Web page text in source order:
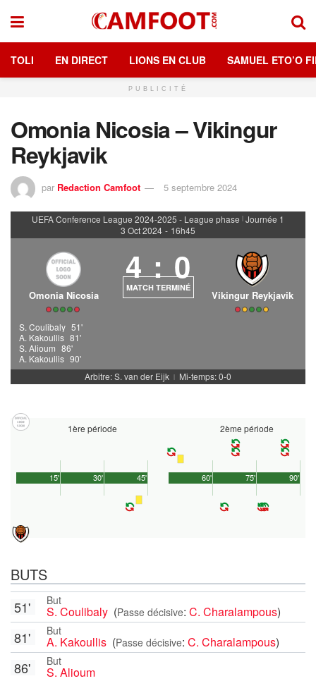
TOLI EN DIRECT LIONS EN CLUB SAMUEL ETO’O
PUBLICITÉ
Omonia Nicosia – Vikingur
Reykjavik
par Redaction Camfoot 5 septembre 2024
UEFA Conference League 2024-2025 - League phase | Journée 1
3 Oct 2024 - 16h45
Omonia Nicosia
4 : 0
MATCH TERMINÉ
Vikingur Reykjavik
S. Coulibaly 51'
A. Kakoullis 81'
S. Alioum 86'
A. Kakoullis 90'
Arbitre: S. van der Eijk | Mi-temps: 0-0
1ère période
45'
15' 30'
2ème période
90'
60' 75'
BUTS
But
S. Coulibaly (Passe décisive: C. Charalampous)
51'
But
A. Kakoullis (Passe décisive: C. Charalampous)
81'
But
S. Alioum
86'